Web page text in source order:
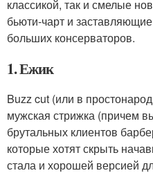
классикой, так и смелые
бьюти-чарт и
больших консерваторов.
1. Ежик
Buzz cut (или в
мужская стрижка (причем
брутальных клиентов
которые хотят скрыть
стала и хорошей версией